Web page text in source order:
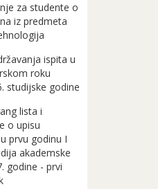
za studente o
iz predmeta
ispita u
roku
studijske godine
lista i
o upisu
prvu godinu I
akademske
godine - prvi